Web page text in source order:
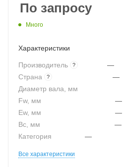
По запросу
Много
Характеристики
Производитель ? —
Страна
? —
Диаметр вала, мм
Fw, мм
—
Ew, мм
—
Bc, мм
—
Категория
—
Все характеристики